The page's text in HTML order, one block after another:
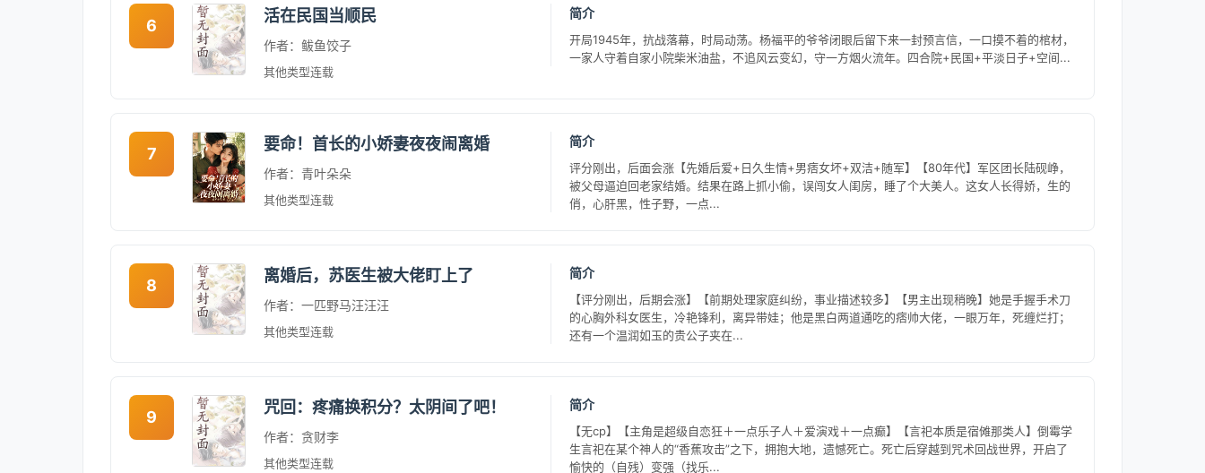
6
活在民国当顺民
作者：鲅鱼饺子
其他类型连载
简介
开局1945年，抗战落幕，时局动荡。杨福平的爷爷闭眼后留下来一封预言信，一口摸不着的棺材，
一家人守着自家小院柴米油盐，不追风云变幻，守一方烟火流年。四合院+民国+平淡日子+空间...
7
要命！首长的小娇妻夜夜闹离婚
作者：青叶朵朵
其他类型连载
简介
评分刚出，后面会涨【先婚后爱+日久生情+男痞女坏+双洁+随军】【80年代】军区团长陆砚峥，
被父母逼迫回老家结婚。结果在路上抓小偷，误闯女人闺房，睡了个大美人。这女人长得娇，生的
俏，心肝黑，性子野，一点...
8
离婚后，苏医生被大佬盯上了
作者：一匹野马汪汪汪
其他类型连载
简介
【评分刚出，后期会涨】【前期处理家庭纠纷，事业描述较多】【男主出现稍晚】她是手握手术刀
的心胸外科女医生，冷艳锋利，离异带娃；他是黑白两道通吃的痞帅大佬，一眼万年，死缠烂打；
还有一个温润如玉的贵公子夹在...
9
咒回：疼痛换积分？太阴间了吧！
作者：贪财李
其他类型连载
简介
【无cp】【主角是超级自恋狂＋一点乐子人＋爱演戏＋一点癫】【言祀本质是宿傩那类人】倒霉学
生言祀在某个神人的“香蕉攻击”之下，拥抱大地，遗憾死亡。死亡后穿越到咒术回战世界，开启了
愉快的（自残）变强（找乐...